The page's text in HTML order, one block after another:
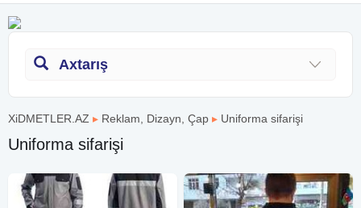
Axtarış
XiDMETLER.AZ ▸ Reklam, Dizayn, Çap ▸ Uniforma sifarişi
Uniforma sifarişi